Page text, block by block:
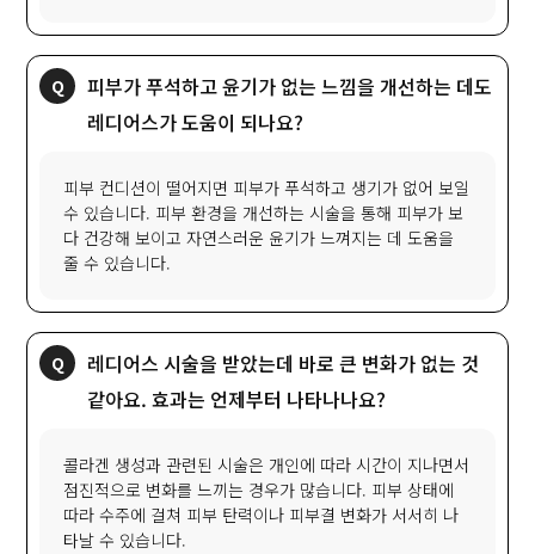
피부가 푸석하고 윤기가 없는 느낌을 개선하는 데도
레디어스가 도움이 되나요?
피부 컨디션이 떨어지면 피부가 푸석하고 생기가 없어 보일
수 있습니다. 피부 환경을 개선하는 시술을 통해 피부가 보
다 건강해 보이고 자연스러운 윤기가 느껴지는 데 도움을
줄 수 있습니다.
레디어스 시술을 받았는데 바로 큰 변화가 없는 것
같아요. 효과는 언제부터 나타나나요?
콜라겐 생성과 관련된 시술은 개인에 따라 시간이 지나면서
점진적으로 변화를 느끼는 경우가 많습니다. 피부 상태에
따라 수주에 걸쳐 피부 탄력이나 피부결 변화가 서서히 나
타날 수 있습니다.